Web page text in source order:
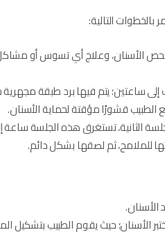
التالية:
الأسنان، وعلاج أي تسوس أو مشاكل
ساعتين؛ يتم فيها برد طبقة مجهرية
الطبيب قشورًا مؤقتة لحماية الأسنان.
للملامح، ثم لصقها بشكل دائم.
الأسنان؛ حيث يقوم الطبيب بتشكيل